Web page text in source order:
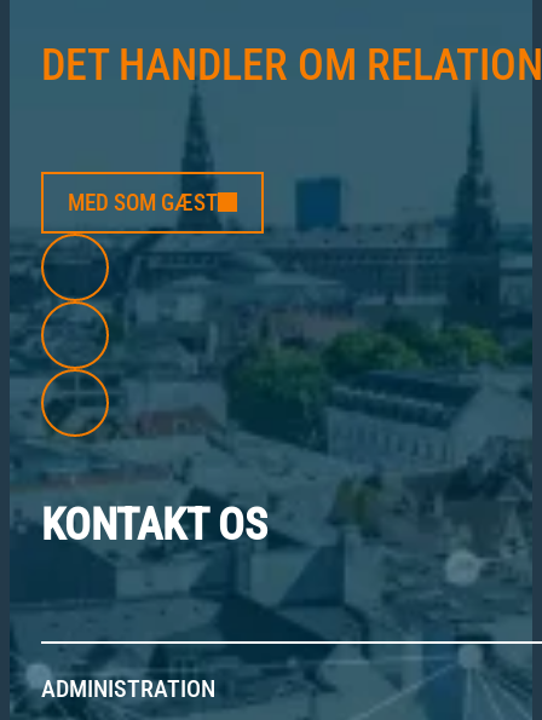
DET HANDLER OM
MED SOM GÆST
KONTAKT OS
ADMINISTRATION